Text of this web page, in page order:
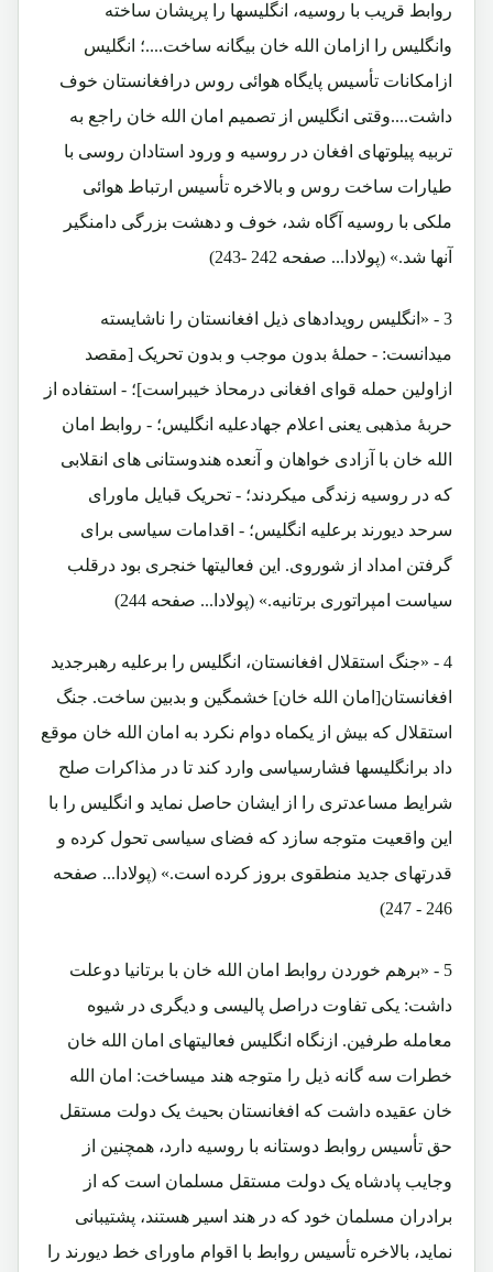
روابط قریب با روسیه، انگلیسها را پریشان ساخته
وانگلیس را ازامان الله خان بیگانه ساخت....؛ انگلیس
ازامکانات تأسیس پایگاه هوائی روس درافغانستان خوف
داشت....وقتی انگلیس از تصمیم امان الله خان راجع به
تربیه پیلوتهای افغان در روسیه و ورود استادان روسی با
طیارات ساخت روس و بالاخره تأسیس ارتباط هوائی
ملکی با روسیه آگاه شد، خوف و دهشت بزرگی دامنگیر
آنها شد.» (پولادا... صفحه 242 -243)
3 - «انگلیس رویدادهای ذیل افغانستان را ناشایسته
میدانست: - حملۀ بدون موجب و بدون تحریک [مقصد
ازاولین حمله قوای افغانی درمحاذ خیبراست]؛ - استفاده از
حربۀ مذهبی یعنی اعلام جهادعلیه انگلیس؛ - روابط امان
الله خان با آزادی خواهان و آنعده هندوستانی های انقلابی
که در روسیه زندگی میکردند؛ - تحریک قبایل ماورای
سرحد دیورند برعلیه انگلیس؛ - اقدامات سیاسی برای
گرفتن امداد از شوروی. این فعالیتها خنجری بود درقلب
سیاست امپراتوری برتانیه.» (پولادا... صفحه 244)
4 - «جنگ استقلال افغانستان، انگلیس را برعلیه رهبرجدید
افغانستان[امان الله خان] خشمگین و بدبین ساخت. جنگ
استقلال که بیش از یکماه دوام نکرد به امان الله خان موقع
داد برانگلیسها فشارسیاسی وارد کند تا در مذاکرات صلح
شرایط مساعدتری را از ایشان حاصل نماید و انگلیس را با
این واقعیت متوجه سازد که فضای سیاسی تحول کرده و
قدرتهای جدید منطقوی بروز کرده است.» (پولادا... صفحه
246 - 247)
5 - «برهم خوردن روابط امان الله خان با برتانیا دوعلت
داشت: یکی تفاوت دراصل پالیسی و دیگری در شیوه
معامله طرفین. ازنگاه انگلیس فعالیتهای امان الله خان
خطرات سه گانه ذیل را متوجه هند میساخت: امان الله
خان عقیده داشت که افغانستان بحیث یک دولت مستقل
حق تأسیس روابط دوستانه با روسیه دارد، همچنین از
وجایب پادشاه یک دولت مستقل مسلمان است که از
برادران مسلمان خود که در هند اسیر هستند، پشتیبانی
نماید، بالاخره تأسیس روابط با اقوام ماورای خط دیورند را